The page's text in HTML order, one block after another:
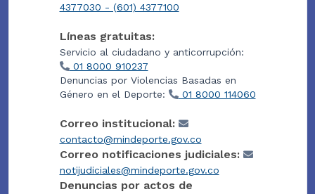
4377030 - (601) 4377100
Líneas gratuitas:
Servicio al ciudadano y anticorrupción:
01 8000 910237
Denuncias por Violencias Basadas en
Género en el Deporte:
01 8000 114060
Correo institucional:
contacto@mindeporte.gov.co
Correo notificaciones judiciales:
notijudiciales@mindeporte.gov.co
Denuncias por actos de